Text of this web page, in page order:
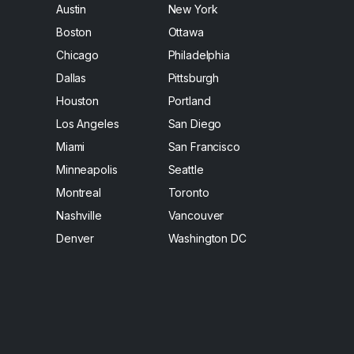
Austin
Boston
Chicago
Dallas
Houston
Los Angeles
Miami
Minneapolis
Montreal
Nashville
Denver
New York
Ottawa
Philadelphia
Pittsburgh
Portland
San Diego
San Francisco
Seattle
Toronto
Vancouver
Washington DC